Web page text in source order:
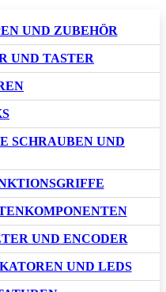
UND ZUBEHÖR
UND TASTER
SCHRAUBEN UND
UND ENCODER
UND LEDS